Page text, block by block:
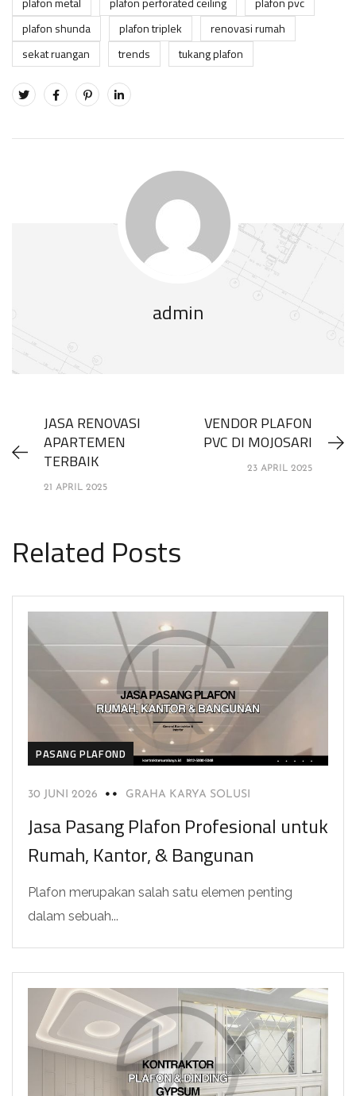
plafon shunda
plafon triplek
renovasi rumah
sekat ruangan
trends tukang plafon
admin
JASA RENOVASI
APARTEMEN
TERBAIK
21 APRIL 2025
VENDOR PLAFON
PVC DI MOJOSARI
23 APRIL 2025
Related Posts
PASANG PLAFOND
30 JUNI 2026 GRAHA KARYA SOLUSI
Jasa Pasang Plafon Profesional untuk
Rumah, Kantor, & Bangunan
Plafon merupakan salah satu elemen penting
dalam sebuah...